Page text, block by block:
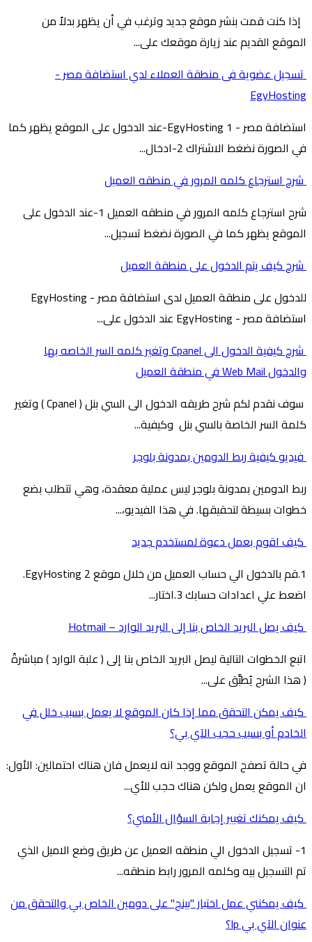
إذا كنت قمت بنشر موقع جديد وترغب في أن يظهر بدلاً من
الموقع القديم عند زيارة موقعك على...
تسجيل عضوية فى منطقة العملاء لدي استضافة مصر -
EgyHosting
استضافة مصر - EgyHosting 1-عند الدخول على الموقع يظهر كما
في الصورة نضغط الاشتراك 2-ادخال...
شرح استرجاع كلمه المرور في منطقه العميل
شرح استرجاع كلمه المرور في منطقه العميل 1-عند الدخول على
الموقع يظهر كما في الصورة نضغط تسجيل...
شرح كيف يتم الدخول على منطقة العميل
للدخول على منطقة العميل لدى استضافة مصر - EgyHosting
استضافة مصر - EgyHosting عند الدخول على...
شرح كيفية الدخول الى Cpanel وتغير كلمه السر الخاصه بها
والدخول Web Mail في منطقة العميل
سوف نقدم لكم شرح طريقه الدخول الى السي بنل ( Cpanel ) وتغير
كلمة السر الخاصة بالسي بنل وكيفية...
فيديو كيفية ربط الدومين بمدونة بلوجر
ربط الدومين بمدونة بلوجر ليس عملية معقدة، وهي تتطلب بضع
خطوات بسيطة لتحقيقها. في هذا الفيديو،...
كيف اقوم بعمل دعوة لمستخدم جديد
1.قم بالدخول الي حساب العميل من خلال موقع EgyHosting 2.
اضعط علي اعدادات حسابك 3.اختار...
كيف يصل البريد الخاص بنا إلى البريد الوارد – Hotmail
اتبع الخطوات التالية ليصل البريد الخاص بنا إلى ( علبة الوارد ) مباشرةً
( هذا الشرح يُطبَّق على...
كيف يمكن التحقق مما إذا كان الموقع لا يعمل بسبب خلل في
الخادم أو بسبب حجب الآي بي؟
في حالة تصفح الموقع ووجد انه لايعمل فان هناك احتمالين: الأول:
ان الموقع يعمل ولكن هناك حجب للأي...
كيف يمكنك تغيير إجابة السؤال الأمني؟
1- تسجيل الدخول الي منطقه العميل عن طريق وضع الاميل الذي
تم التسجيل بيه وكلمه المرور رابط منطقه...
كيف يمكنني عمل اختبار "بينج" على دومين الخاص بي والتحقق من
عنوان الآي بي Ip؟